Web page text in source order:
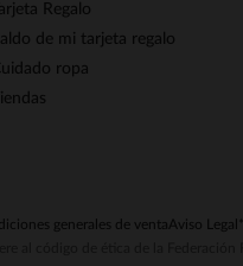
Regalo
de mi tarjeta regalo
ropa
generales de ventaAviso Legal